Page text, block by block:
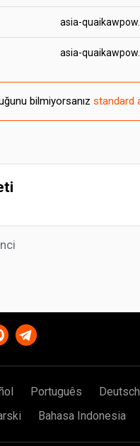
asia-
asia-
bilmiyorsanız standard
Português Deutsch
Bahasa Indonesia